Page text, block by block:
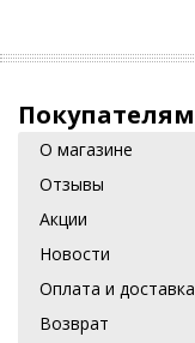
Покупателям
О магазине
Отзывы
Акции
Новости
Оплата и доставка
Возврат